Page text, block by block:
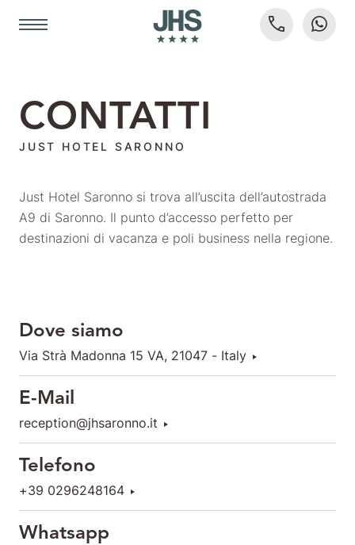
CONTATTI
JUST HOTEL SARONNO
Just Hotel Saronno si trova all’uscita dell’autostrada
A9 di Saronno. Il punto d’accesso perfetto per
destinazioni di vacanza e poli business nella regione.
Dove siamo
Via Strà Madonna 15 VA, 21047 - Italy
E-Mail
reception@jhsaronno.it
Telefono
+39 0296248164
Whatsapp